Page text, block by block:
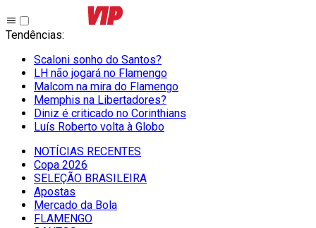
Tendências:
Scaloni sonho do Santos?
LH não jogará no Flamengo
Malcom na mira do Flamengo
Memphis na Libertadores?
Diniz é criticado no Corinthians
Luís Roberto volta à Globo
NOTÍCIAS RECENTES
Copa 2026
SELEÇÃO BRASILEIRA
Apostas
Mercado da Bola
FLAMENGO